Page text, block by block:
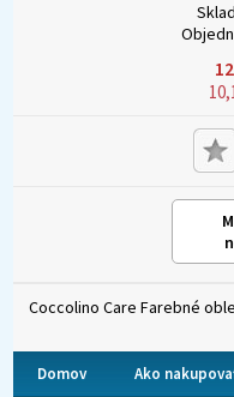
Coccolino Care Farebné
Domov Ako